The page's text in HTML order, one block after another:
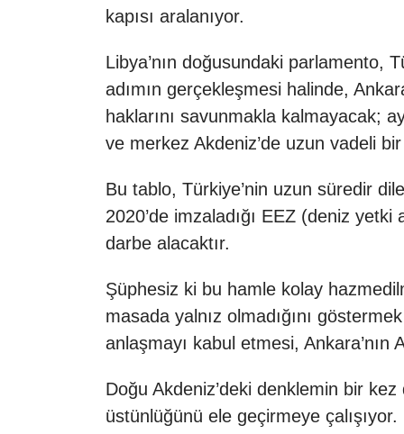
kapısı aralanıyor.
Libya’nın doğusundaki parlamento,
adımın gerçekleşmesi halinde,
haklarını savunmakla kalmayacak;
ve merkez Akdeniz’de uzun vadeli
Bu tablo, Türkiye’nin uzun süredir
2020’de imzaladığı EEZ (deniz
darbe alacaktır.
Şüphesiz ki bu hamle kolay
masada yalnız olmadığını
anlaşmayı kabul etmesi, Ankara’nın
Doğu Akdeniz’deki denklemin bir
üstünlüğünü ele geçirmeye çalışıyor.